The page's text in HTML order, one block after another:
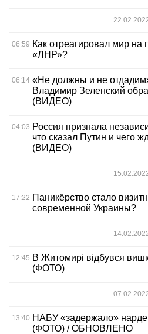
06:59 Как отреагировал мир
«ЛНР»?
06:14 «Не должны и не
Владимир Зеленский
(ВИДЕО)
04:03 Россия признала
что сказал Путин и чего
(ВИДЕО)
17:22 Паникёрство стало
современной Украины?
12:45 В Житомирі відбувся
(ФОТО)
13:40 НАБУ «задержало»
(ФОТО) / ОБНОВЛЕНО